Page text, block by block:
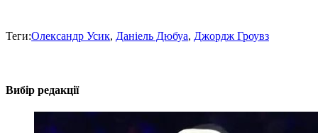
Теги:Олександр Усик, Даніель Дюбуа, Джордж Гроувз
Вибір редакції